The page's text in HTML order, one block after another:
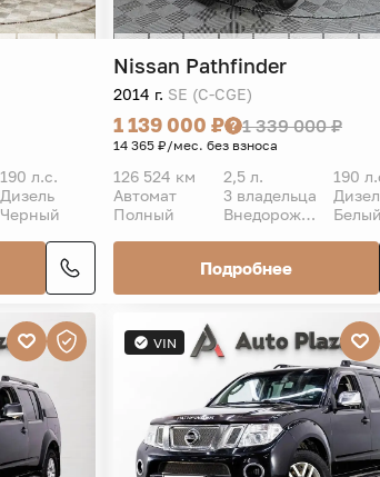
190 л.с.
Дизель
Черный
Nissan Pathfinder
2014 г. SE (C-CGE)
1 139 000 ₽ 1 339 000 ₽
14 365 ₽/мес. без взноса
126 524 км 2,5 л.
190
Автомат
3 владельца
Полный
Внедорожник 5 дв.
Подробнее
VIN